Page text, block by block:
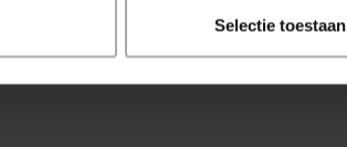
Selectie toestaan